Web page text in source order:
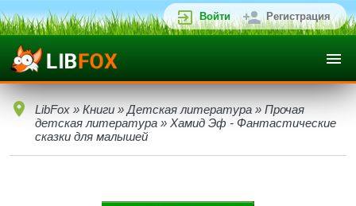
Войти Регистрация
LibFox » Книги » Детская литература » Прочая
детская литература » Хамид Эф - Фантастические
сказки для малышей